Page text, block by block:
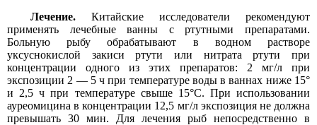
Лечение. Китайские исследователи рекомендуют
применять лечебные ванны с ртутными препаратами.
Больную рыбу обрабатывают в водном растворе
уксуснокислой закиси ртути или нитрата ртути при
концентрации одного из этих препаратов: 2 мг/л при
экспозиции 2 — 5 ч при температуре воды в ваннах ниже 15°
и 2,5 ч при температуре свыше 15°С. При использовании
ауреомицина в концентрации 12,5 мг/л экспозиция не должна
превышать 30 мин. Для лечения рыб непосредственно в